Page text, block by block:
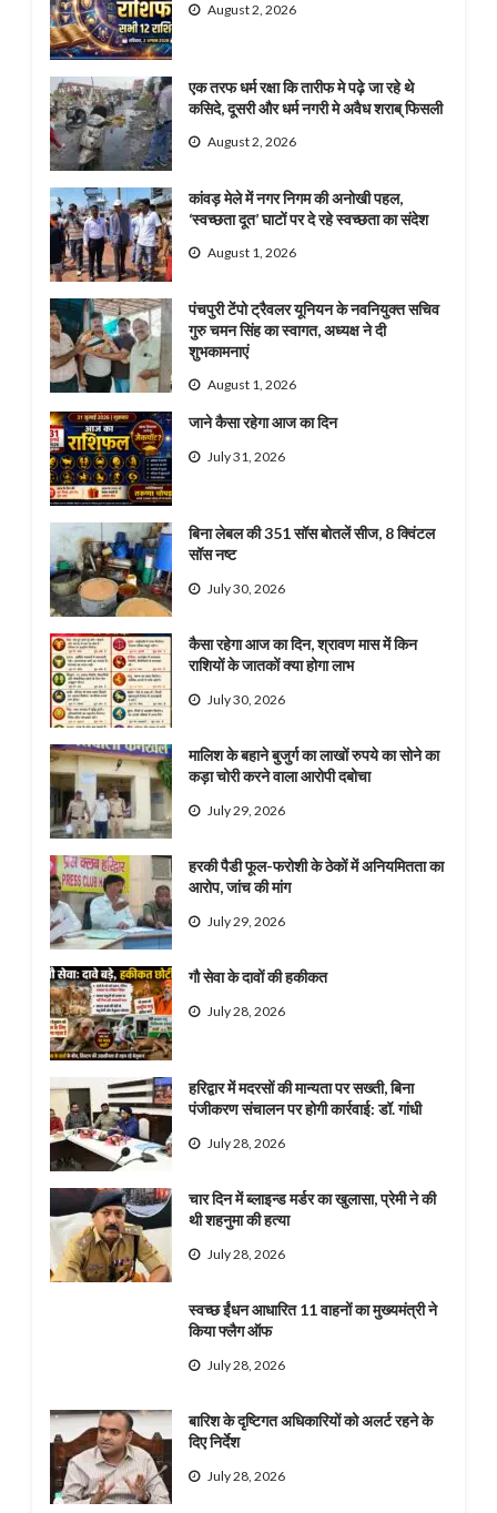
August 2, 2026
एक तरफ धर्म रक्षा कि तारीफ मे पढ़े जा रहे थे
कसिदे, दूसरी और धर्म नगरी मे अवैध शराब् फिसली
August 2, 2026
कांवड़ मेले में नगर निगम की अनोखी पहल,
‘स्वच्छता दूत’ घाटों पर दे रहे स्वच्छता का संदेश
August 1, 2026
पंचपुरी टेंपो ट्रैवलर यूनियन के नवनियुक्त सचिव
गुरु चमन सिंह का स्वागत, अध्यक्ष ने दी
शुभकामनाएं
August 1, 2026
जाने कैसा रहेगा आज का दिन
July 31, 2026
बिना लेबल की 351 सॉस बोतलें सीज, 8 क्विंटल
सॉस नष्ट
July 30, 2026
कैसा रहेगा आज का दिन, श्रावण मास में किन
राशियों के जातकों क्या होगा लाभ
July 30, 2026
मालिश के बहाने बुजुर्ग का लाखों रुपये का सोने का
कड़ा चोरी करने वाला आरोपी दबोचा
July 29, 2026
हरकी पैडी फूल-फरोशी के ठेकों में अनियमितता का
आरोप, जांच की मांग
July 29, 2026
गौ सेवा के दावों की हकीकत
July 28, 2026
हरिद्वार में मदरसों की मान्यता पर सख्ती, बिना
पंजीकरण संचालन पर होगी कार्रवाई: डॉ. गांधी
July 28, 2026
चार दिन में ब्लाइन्ड मर्डर का खुलासा, प्रेमी ने की
थी शहनुमा की हत्या
July 28, 2026
स्वच्छ ईंधन आधारित 11 वाहनों का मुख्यमंत्री ने
किया फ्लैग ऑफ
July 28, 2026
बारिश के दृष्टिगत अधिकारियों को अलर्ट रहने के
दिए निर्देश
July 28, 2026